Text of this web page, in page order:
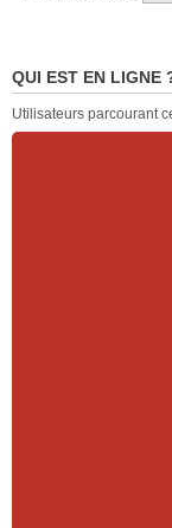
QUI EST EN LIGNE
Utilisateurs parcourant